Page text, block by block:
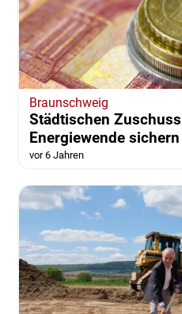
Braunschweig
Städtischen
Energiewende sichern
vor 6 Jahren